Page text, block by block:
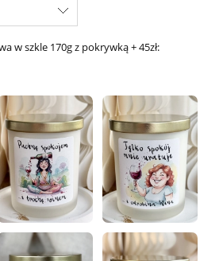
w szkle 170g z pokrywką + 45zł: